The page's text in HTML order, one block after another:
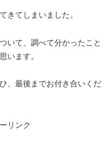
きてしまいました。
いて、調べて分かったこと
います。
、最後までお付き合いくだ
リンク